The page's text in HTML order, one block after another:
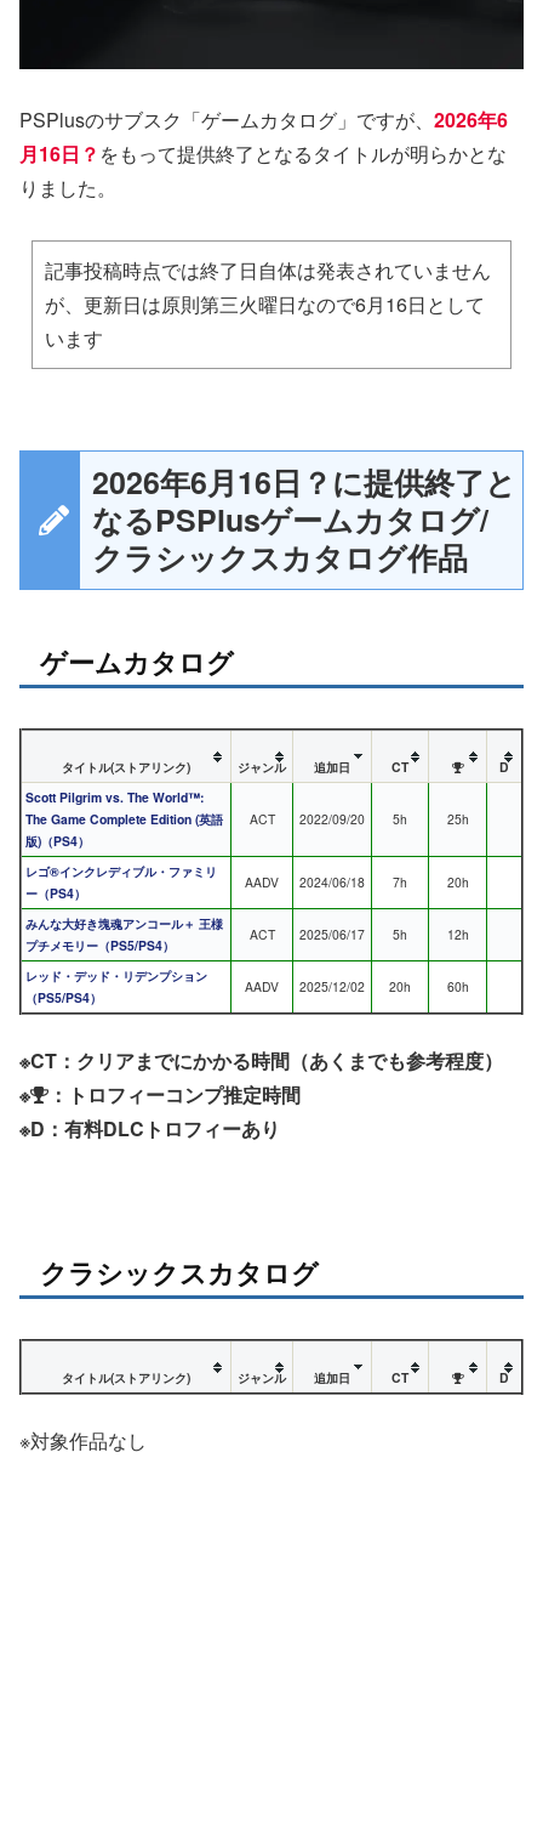
PSPlusのサブスク「ゲームカタログ」ですが、 2026年6
月16日？ をもって提供終了となるタイトルが明らかとな
りました。
記事投稿時点では終了日自体は発表されていません
が、更新日は原則第三火曜日なので6月16日として
います
2026年6月16日？に提供終了と
なるPSPlusゲームカタログ/
クラシックスカタログ作品
ゲームカタログ
タイトル(ストアリンク) ジャンル 追加日 CT
D
Scott Pilgrim vs. The World™:
The Game Complete Edition (英語
版)（PS4）
ACT 2022/09/20 5h 25h
レゴ®インクレディブル・ファミリ
ー（PS4）
AADV 2024/06/18 7h 20h
みんな大好き塊魂アンコール＋ 王様
プチメモリー（PS5/PS4）
ACT 2025/06/17 5h 12h
レッド・デッド・リデンプション
（PS5/PS4）
AADV 2025/12/02 20h 60h
※CT：クリアまでにかかる時間（あくまでも参考程度）
※
：トロフィーコンプ推定時間
※D：有料DLCトロフィーあり
クラシックスカタログ
タイトル(ストアリンク) ジャンル 追加日 CT D
※対象作品なし